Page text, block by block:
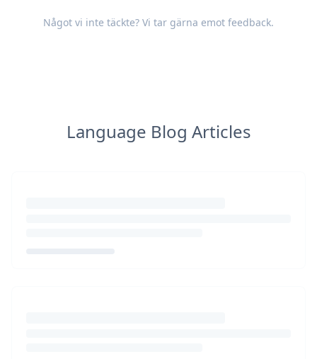
Något vi inte täckte? Vi tar gärna emot feedback.
Language Blog Articles